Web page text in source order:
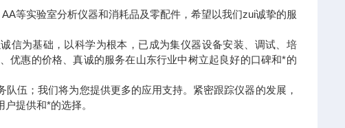
等实验室分析仪器和消耗品及零配件，希望以我们zui诚挚的服
信为基础，以科学为根本，已成为集仪器设备安装、调试、培
优惠的价格、真诚的服务在山东行业中树立起良好的口碑和*的
伍；我们将为您提供更多的应用支持。紧密跟踪仪器的发展，
提供和*的选择。